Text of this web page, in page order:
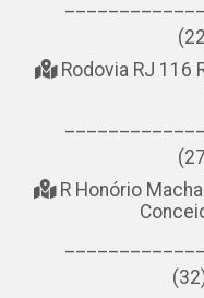
Rodovia RJ 116
R Honório